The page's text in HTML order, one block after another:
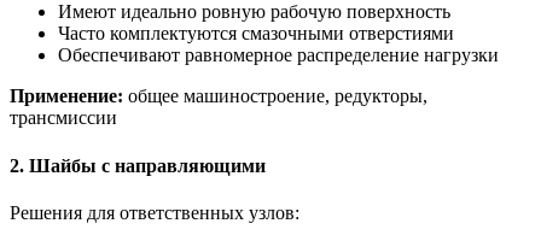
Имеют идеально ровную рабочую поверхность
Часто комплектуются смазочными отверстиями
Обеспечивают равномерное распределение нагрузки
Применение: общее машиностроение, редукторы,
трансмиссии
2. Шайбы с направляющими
Решения для ответственных узлов: